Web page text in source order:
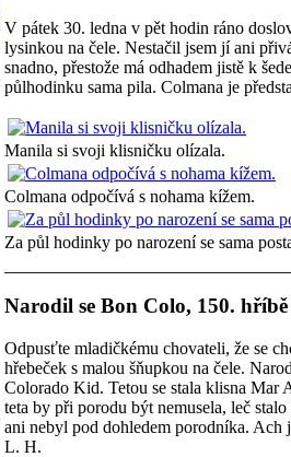
V pátek 30. ledna v pět hodin ráno
lysinkou na čele. Nestačil jsem jí ani
snadno, přestože má odhadem jistě k
půlhodinku sama pila. Colmana je
Manila si svoji klisničku olízala.
Colmana odpočívá s nohama kížem.
Za půl hodinky po narození se sama
Narodil se Bon Colo, 150.
Odpusťte mladičkému chovateli, že se
hřebeček s malou šňupkou na čele.
Colorado Kid. Tetou se stala klisna Mar
teta by při porodu být nemusela, leč
ani nebyl pod dohledem porodníka. Ach
L. H.